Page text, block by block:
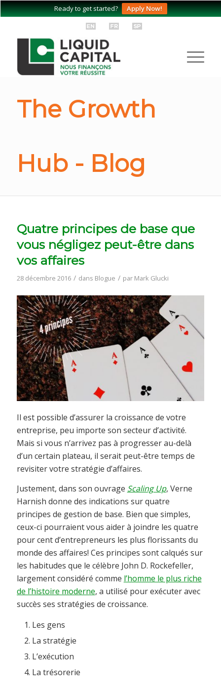
Ready to get started? Apply Now!
The Growth
Hub - Blog
Quatre principes de base que
vous négligez peut-être dans
vos affaires
28 décembre 2016 / dans Blogue / par Mark Glucki
Il est possible d’assurer la croissance de votre
entreprise, peu importe son secteur d’activité.
Mais si vous n’arrivez pas à progresser au-delà
d’un certain plateau, il serait peut-être temps de
revisiter votre stratégie d’affaires.
Justement, dans son ouvrage Scaling Up, Verne
Harnish donne des indications sur quatre
principes de gestion de base. Bien que simples,
ceux-ci pourraient vous aider à joindre les quatre
pour cent d’entrepreneurs les plus florissants du
monde des affaires! Ces principes sont calqués sur
les habitudes que le célèbre John D. Rockefeller,
largement considéré comme l’homme le plus riche
de l’histoire moderne, a utilisé pour exécuter avec
succès ses stratégies de croissance.
Les gens
La stratégie
L’exécution
La trésorerie